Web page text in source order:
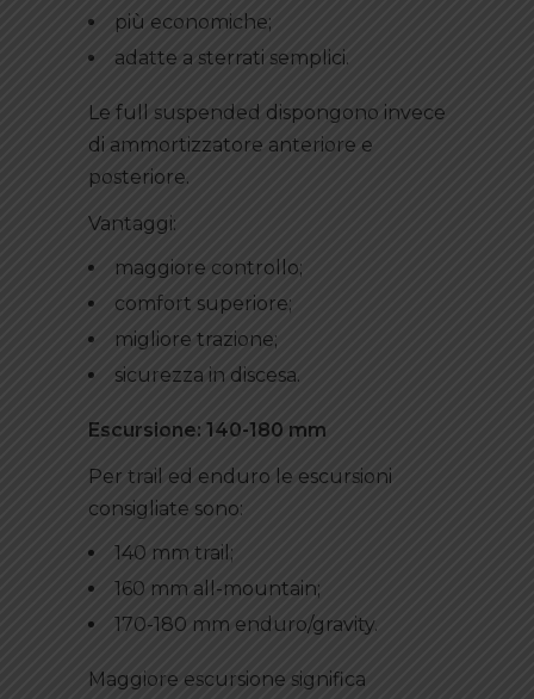
più economiche;
adatte a sterrati semplici.
Le full suspended dispongono invece
di ammortizzatore anteriore e
posteriore.
Vantaggi:
maggiore controllo;
comfort superiore;
migliore trazione;
sicurezza in discesa.
Escursione: 140-180 mm
Per trail ed enduro le escursioni
consigliate sono:
140 mm trail;
160 mm all-mountain;
170-180 mm enduro/gravity.
Maggiore escursione significa